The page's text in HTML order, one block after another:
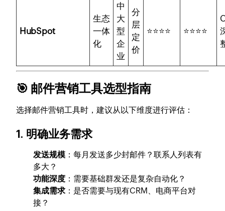
HubSpot
生态
一体
化
中
大
型
企
业
分
层
定
价
⭐⭐⭐⭐ ⭐⭐⭐⭐
🎯 邮件营销工具选型指南
选择邮件营销工具时，建议从以下维度进行评估：
1. 明确业务需求
发送规模 ：每月发送多少封邮件？联系人列表有
多大？
功能深度 ：需要基础群发还是复杂自动化？
集成需求 ：是否需要与现有CRM、电商平台对
接？